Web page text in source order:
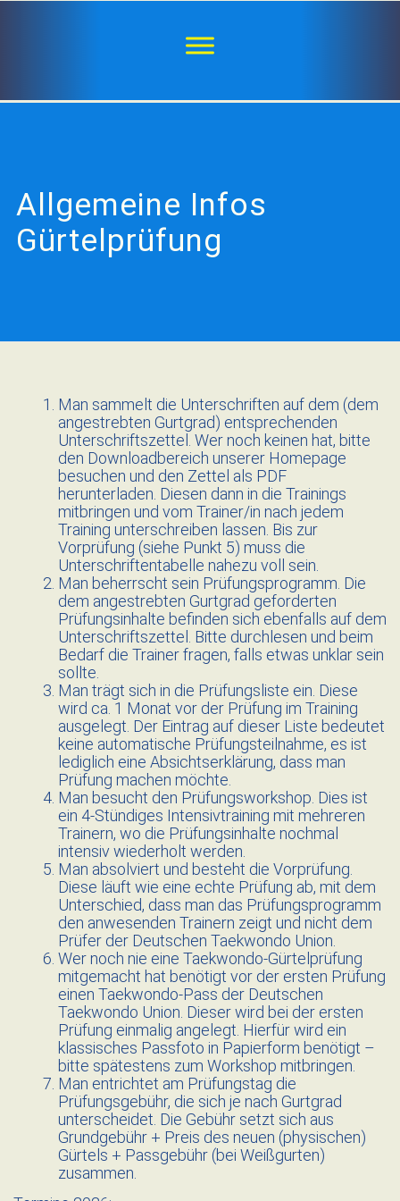
Allgemeine Infos
Gürtelprüfung
Man sammelt die Unterschriften auf dem (dem
angestrebten Gurtgrad) entsprechenden
Unterschriftszettel. Wer noch keinen hat, bitte
den Downloadbereich unserer Homepage
besuchen und den Zettel als PDF
herunterladen. Diesen dann in die Trainings
mitbringen und vom Trainer/in nach jedem
Training unterschreiben lassen. Bis zur
Vorprüfung (siehe Punkt 5) muss die
Unterschriftentabelle nahezu voll sein.
Man beherrscht sein Prüfungsprogramm. Die
dem angestrebten Gurtgrad geforderten
Prüfungsinhalte befinden sich ebenfalls auf dem
Unterschriftszettel. Bitte durchlesen und beim
Bedarf die Trainer fragen, falls etwas unklar sein
sollte.
Man trägt sich in die Prüfungsliste ein. Diese
wird ca. 1 Monat vor der Prüfung im Training
ausgelegt. Der Eintrag auf dieser Liste bedeutet
keine automatische Prüfungsteilnahme, es ist
lediglich eine Absichtserklärung, dass man
Prüfung machen möchte.
Man besucht den Prüfungsworkshop. Dies ist
ein 4-Stündiges Intensivtraining mit mehreren
Trainern, wo die Prüfungsinhalte nochmal
intensiv wiederholt werden.
Man absolviert und besteht die Vorprüfung.
Diese läuft wie eine echte Prüfung ab, mit dem
Unterschied, dass man das Prüfungsprogramm
den anwesenden Trainern zeigt und nicht dem
Prüfer der Deutschen Taekwondo Union.
Wer noch nie eine Taekwondo-Gürtelprüfung
mitgemacht hat benötigt vor der ersten Prüfung
einen Taekwondo-Pass der Deutschen
Taekwondo Union. Dieser wird bei der ersten
Prüfung einmalig angelegt. Hierfür wird ein
klassisches Passfoto in Papierform benötigt –
bitte spätestens zum Workshop mitbringen.
Man entrichtet am Prüfungstag die
Prüfungsgebühr, die sich je nach Gurtgrad
unterscheidet. Die Gebühr setzt sich aus
Grundgebühr + Preis des neuen (physischen)
Gürtels + Passgebühr (bei Weißgurten)
zusammen.